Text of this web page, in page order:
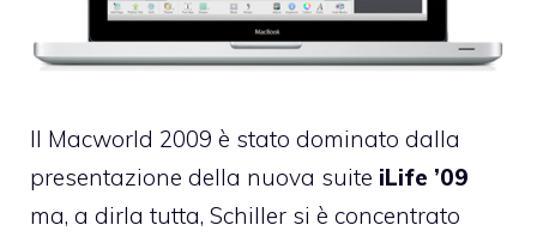
Il Macworld 2009 è stato dominato dalla
presentazione della nuova suite iLife ’09
ma, a dirla tutta, Schiller si è concentrato